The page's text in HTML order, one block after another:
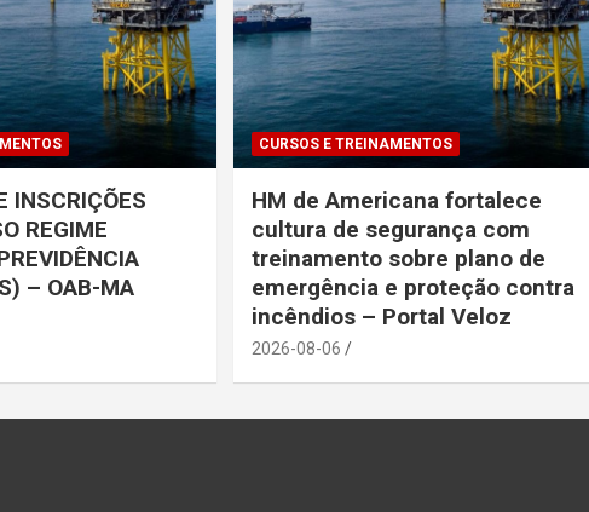
INSCRIÇÕES
REGIME
– OAB-MA
CURSOS E TREINAMENTOS
HM de Americana fortalece
cultura de segurança com
treinamento sobre plano de
emergência e proteção contra
incêndios – Portal Veloz
2026-08-06